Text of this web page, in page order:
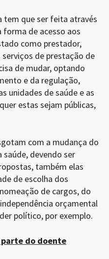
tem que ser feita através
de acesso aos
como prestador,
de prestação de
de mudar, optando
e da regulação,
unidades de saúde e as
estas sejam públicas,
com a mudança do
devendo ser
também elas
de escolha dos
de cargos, do
orçamental
político, por exemplo.
do doente